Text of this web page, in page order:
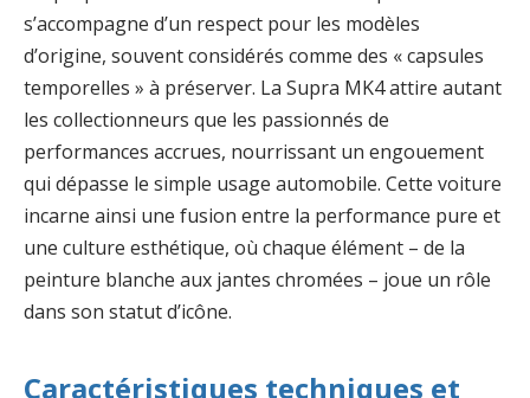
s’accompagne d’un respect pour les modèles
d’origine, souvent considérés comme des « capsules
temporelles » à préserver. La Supra MK4 attire autant
les collectionneurs que les passionnés de
performances accrues, nourrissant un engouement
qui dépasse le simple usage automobile. Cette voiture
incarne ainsi une fusion entre la performance pure et
une culture esthétique, où chaque élément – de la
peinture blanche aux jantes chromées – joue un rôle
dans son statut d’icône.
Caractéristiques techniques et